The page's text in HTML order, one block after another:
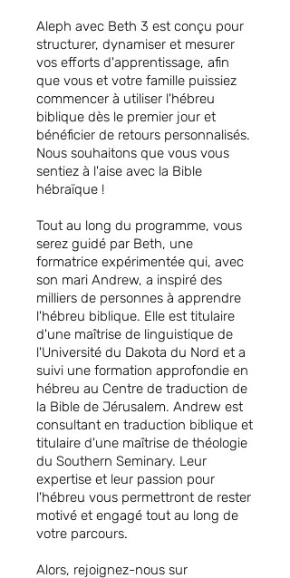
Aleph avec Beth 3 est conçu pour
structurer, dynamiser et mesurer
vos efforts d'apprentissage, afin
que vous et votre famille puissiez
commencer à utiliser l'hébreu
biblique dès le premier jour et
bénéficier de retours personnalisés.
Nous souhaitons que vous vous
sentiez à l'aise avec la Bible
hébraïque !
Tout au long du programme, vous
serez guidé par Beth, une
formatrice expérimentée qui, avec
son mari Andrew, a inspiré des
milliers de personnes à apprendre
l'hébreu biblique. Elle est titulaire
d'une maîtrise de linguistique de
l'Université du Dakota du Nord et a
suivi une formation approfondie en
hébreu au Centre de traduction de
la Bible de Jérusalem. Andrew est
consultant en traduction biblique et
titulaire d'une maîtrise de théologie
du Southern Seminary. Leur
expertise et leur passion pour
l'hébreu vous permettront de rester
motivé et engagé tout au long de
votre parcours.
Alors, rejoignez-nous sur